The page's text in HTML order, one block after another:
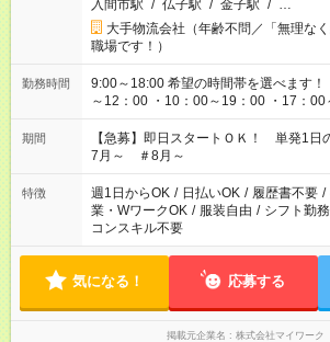
入間市駅 / 仏子駅 / 金子駅 / …
大手物流会社（年齢不問／「無理な
職場です！）
勤務時間
9:00～18:00 希望の時間帯を選べます！ ＜シフト例＞ ・8：30
～12：00 ・10：00～19：00 ・17：
22：00 ・22：00～翌6：00 など
期間
【急募】即日スタートＯＫ！ 単発1
7月～ ＃8月～
特徴 週1日からOK / 日払いOK / 履歴書不要 /
業・WワークOK / 服装自由 / シフト勤務
コンスキル不要
気になる！ 応募する
掲載元企業名 株式会社マイワーク